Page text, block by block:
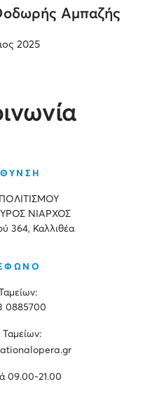
Αμπαζής
2025
ΝΙΑΡΧΟΣ
364, Καλλιθέα
0885700
09.00-21.00